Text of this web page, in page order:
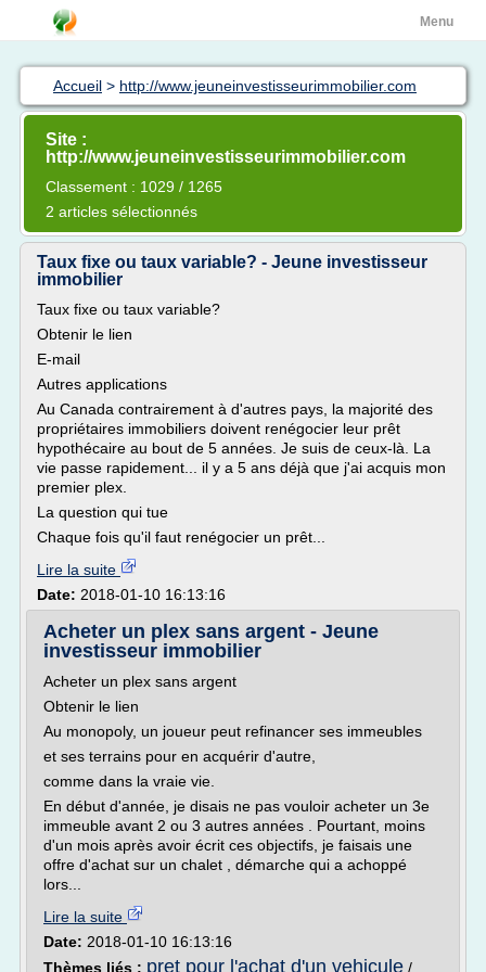
Menu
Accueil > http://www.jeuneinvestisseurimmobilier.com
Site :
http://www.jeuneinvestisseurimmobilier.com
Classement : 1029 / 1265
2 articles sélectionnés
Taux fixe ou taux variable? - Jeune investisseur
immobilier
Taux fixe ou taux variable?
Obtenir le lien
E-mail
Autres applications
Au Canada contrairement à d'autres pays, la majorité des
propriétaires immobiliers doivent renégocier leur prêt
hypothécaire au bout de 5 années. Je suis de ceux-là. La
vie passe rapidement... il y a 5 ans déjà que j'ai acquis mon
premier plex.
La question qui tue
Chaque fois qu'il faut renégocier un prêt...
Lire la suite
Date: 2018-01-10 16:13:16
Acheter un plex sans argent - Jeune
investisseur immobilier
Acheter un plex sans argent
Obtenir le lien
Au monopoly, un joueur peut refinancer ses immeubles
et ses terrains pour en acquérir d'autre,
comme dans la vraie vie.
En début d'année, je disais ne pas vouloir acheter un 3e
immeuble avant 2 ou 3 autres années . Pourtant, moins
d'un mois après avoir écrit ces objectifs, je faisais une
offre d'achat sur un chalet , démarche qui a achoppé
lors...
Lire la suite
Date: 2018-01-10 16:13:16
Thèmes liés : pret pour l'achat d'un vehicule /